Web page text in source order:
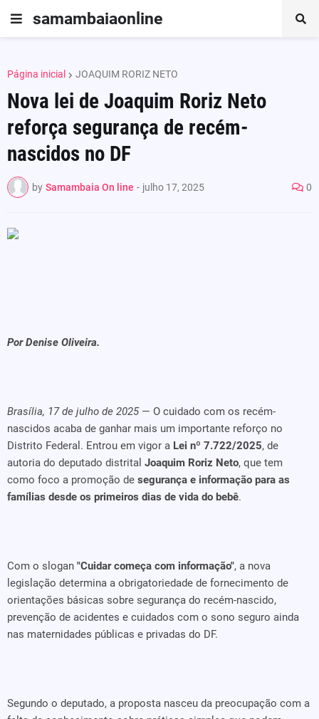
samambaiaonline
Página inicial JOAQUIM RORIZ NETO
Nova lei de Joaquim Roriz Neto
reforça segurança de recém-
nascidos no DF
by Samambaia On line - julho 17, 2025 0
Por Denise Oliveira.
Brasília, 17 de julho de 2025— O cuidado com os recém-
nascidos acaba de ganhar mais um importante reforço no
Distrito Federal. Entrou em vigor a Lei nº 7.722/2025, de
autoria do deputado distrital Joaquim Roriz Neto, que tem
como foco a promoção de segurança e informação para as
famílias desde os primeiros dias de vida do bebê.
Com o slogan "Cuidar começa com informação", a nova
legislação determina a obrigatoriedade de fornecimento de
orientações básicas sobre segurança do recém-nascido,
prevenção de acidentes e cuidados com o sono seguro ainda
nas maternidades públicas e privadas do DF.
Segundo o deputado, a proposta nasceu da preocupação com a